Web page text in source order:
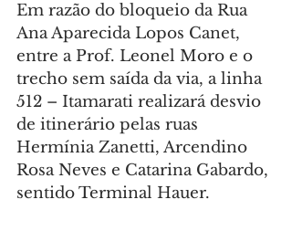
Em razão do bloqueio da Rua
Ana Aparecida Lopos Canet,
entre a Prof. Leonel Moro e o
trecho sem saída da via, a linha
512 – Itamarati realizará desvio
de itinerário pelas ruas
Hermínia Zanetti, Arcendino
Rosa Neves e Catarina Gabardo,
sentido Terminal Hauer.